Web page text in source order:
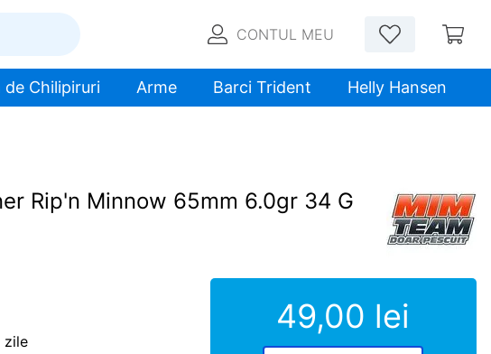
CONTUL MEU
de Chilipiruri Arme Barci Trident Helly Hansen
Rip'n Minnow 65mm 6.0gr 34 G
zile
49,00 lei